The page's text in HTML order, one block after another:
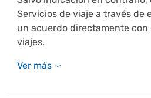
Servicios de viaje a través de
un acuerdo directamente con
viajes.